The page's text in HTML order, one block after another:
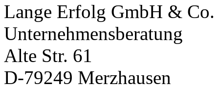
Lange Erfolg GmbH & Co.
Unternehmensberatung
Alte Str. 61
D-79249 Merzhausen